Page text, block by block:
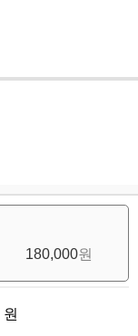
180,000원
원